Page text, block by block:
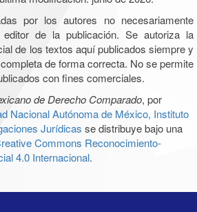
por los autores no necesariamente
de la publicación. Se autoriza la
de los textos aquí publicados siempre y
de forma correcta. No se permite
con fines comerciales.
de Derecho Comparado, por
Nacional Autónoma de México, Instituto
Jurídicas se distribuye bajo una
Commons Reconocimiento-
4.0 Internacional.